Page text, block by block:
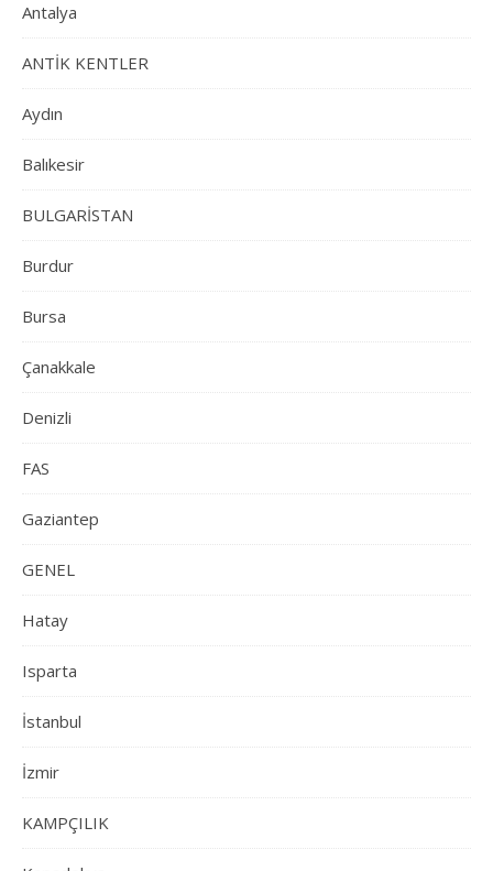
Antalya
ANTİK KENTLER
Aydın
Balıkesir
BULGARİSTAN
Burdur
Bursa
Çanakkale
Denizli
FAS
Gaziantep
GENEL
Hatay
Isparta
İstanbul
İzmir
KAMPÇILIK